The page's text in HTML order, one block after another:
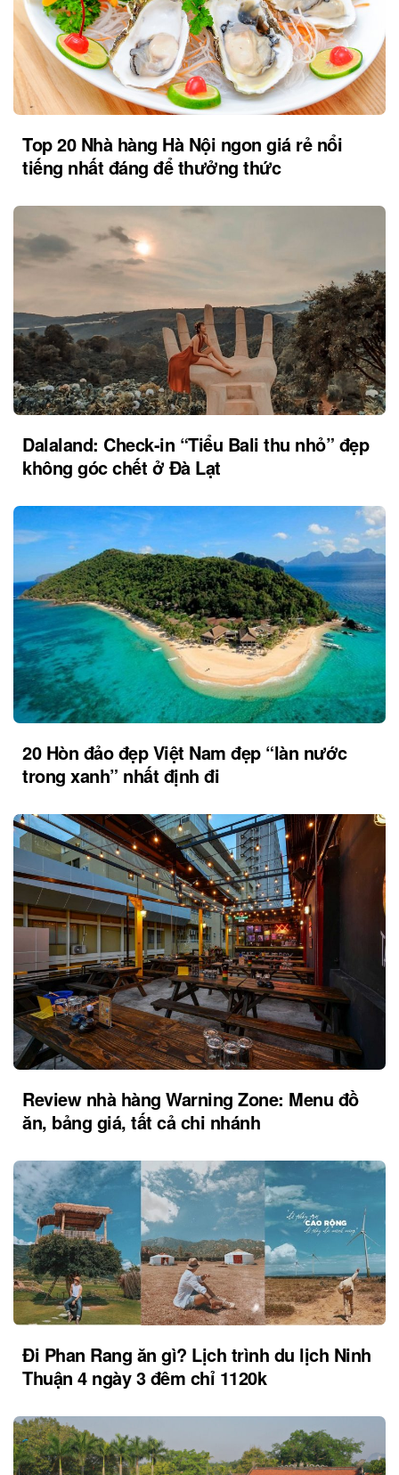
Top 20 Nhà hàng Hà Nội ngon giá rẻ nổi
tiếng nhất đáng để thưởng thức
Dalaland: Check-in “Tiểu Bali thu nhỏ” đẹp
không góc chết ở Đà Lạt
20 Hòn đảo đẹp Việt Nam đẹp “làn nước
trong xanh” nhất định đi
Review nhà hàng Warning Zone: Menu đồ
ăn, bảng giá, tất cả chi nhánh
Đi Phan Rang ăn gì? Lịch trình du lịch Ninh
Thuận 4 ngày 3 đêm chỉ 1120k